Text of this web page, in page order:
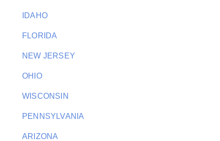
IDAHO
FLORIDA
NEW JERSEY
OHIO
WISCONSIN
PENNSYLVANIA
ARIZONA